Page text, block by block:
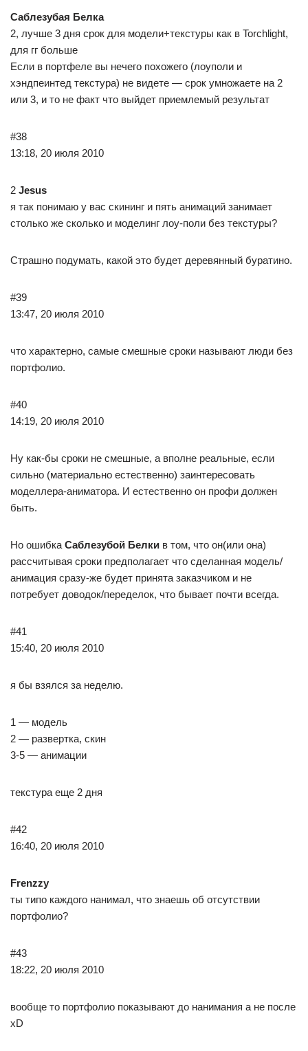
Саблезубая Белка
2, лучше 3 дня срок для модели+текстуры как в Torchlight,
для гг больше
Если в портфеле вы нечего похожего (лоуполи и
хэндпеинтед текстура) не видете — срок умножаете на 2
или 3, и то не факт что выйдет приемлемый результат
#38
13:18, 20 июля 2010
2 Jesus
я так понимаю у вас скининг и пять анимаций занимает
столько же сколько и моделинг лоу-поли без текстуры?
Страшно подумать, какой это будет деревянный буратино.
#39
13:47, 20 июля 2010
что характерно, самые смешные сроки называют люди без
портфолио.
#40
14:19, 20 июля 2010
Ну как-бы сроки не смешные, а вполне реальные, если
сильно (материально естественно) заинтересовать
моделлера-аниматора. И естественно он профи должен
быть.
Но ошибка Саблезубой Белки в том, что он(или она)
рассчитывая сроки предполагает что сделанная модель/
анимация сразу-же будет принята заказчиком и не
потребует доводок/переделок, что бывает почти всегда.
#41
15:40, 20 июля 2010
я бы взялся за неделю.
1 — модель
2 — развертка, скин
3-5 — анимации
текстура еще 2 дня
#42
16:40, 20 июля 2010
Frenzzy
ты типо каждого нанимал, что знаешь об отсутствии
портфолио?
#43
18:22, 20 июля 2010
вообще то портфолио показывают до нанимания а не после
xD